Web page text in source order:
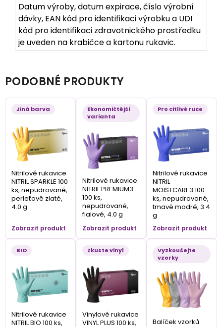
Datum výroby, datum expirace, číslo výrobní
dávky, EAN kód pro identifikaci výrobku a UDI
kód pro identifikaci zdravotnického prostředku
je uveden na krabičce a kartonu rukavic.
PODOBNÉ PRODUKTY
Jiná barva
Nitrilové rukavice
NITRIL SPARKLE 100
ks, nepudrované,
perleťově zlaté,
4.0 g
Zobrazit produkt
Ekonomičtější
varianta
Nitrilové rukavice
NITRIL PREMIUM3
100 ks,
nepudrované,
fialové, 4.0 g
Zobrazit produkt
Pro citlivé ruce
Nitrilové rukavice
NITRIL
MOISTCARE3 100
ks, nepudrované,
tmavě modré, 3.4
g
Zobrazit produkt
BIO
Nitrilové rukavice
NITRIL BIO 100 ks,
Zkuste vinyl
Vinylové rukavice
VINYL PLUS 100 ks,
Vyzkoušejte
vzorky
Balíček vzorků